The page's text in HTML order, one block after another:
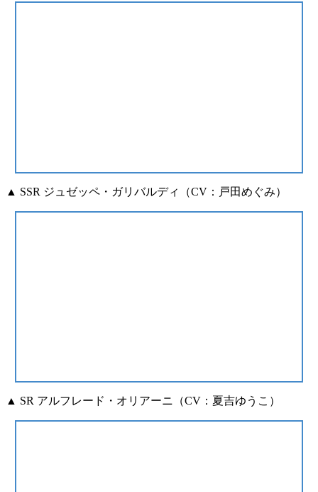
▲ SSR ジュゼッペ・ガリバルディ（CV：戸田めぐみ）
▲ SR アルフレード・オリアーニ（CV：夏吉ゆうこ）